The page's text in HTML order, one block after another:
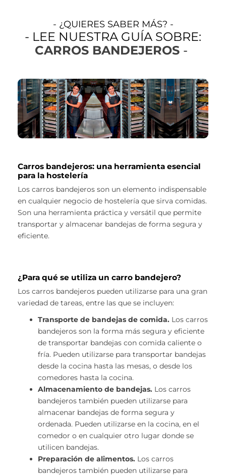
- ¿QUIERES SABER MÁS? -
- LEE NUESTRA GUÍA SOBRE:
CARROS BANDEJEROS -
Carros bandejeros: una herramienta esencial
para la hostelería
Los carros bandejeros son un elemento indispensable
en cualquier negocio de hostelería que sirva comidas.
Son una herramienta práctica y versátil que permite
transportar y almacenar bandejas de forma segura y
eficiente.
¿Para qué se utiliza un carro bandejero?
Los carros bandejeros pueden utilizarse para una gran
variedad de tareas, entre las que se incluyen:
Transporte de bandejas de comida. Los carros
bandejeros son la forma más segura y eficiente
de transportar bandejas con comida caliente o
fría. Pueden utilizarse para transportar bandejas
desde la cocina hasta las mesas, o desde los
comedores hasta la cocina.
Almacenamiento de bandejas. Los carros
bandejeros también pueden utilizarse para
almacenar bandejas de forma segura y
ordenada. Pueden utilizarse en la cocina, en el
comedor o en cualquier otro lugar donde se
utilicen bandejas.
Preparación de alimentos. Los carros
bandejeros también pueden utilizarse para